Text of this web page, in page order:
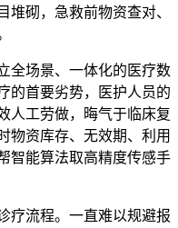
堆砌，急救前物资查对、
场景、一体化的医疗数
的首要劣势，医护人员的
人工劳做，晦气于临床复
物资库存、无效期、利用
智能算法取高精度传感手
流程。一直难以规避报